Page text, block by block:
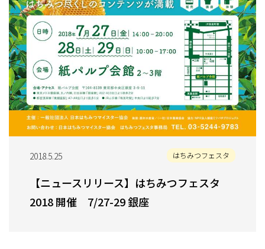
2018.5.25 はちみつフェスタ
【ニュースリリース】はちみつフェスタ
2018 開催 7/27-29 銀座